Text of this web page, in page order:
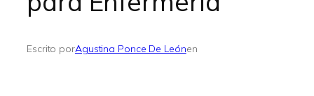
Escrito porAgustina Ponce De Leónen